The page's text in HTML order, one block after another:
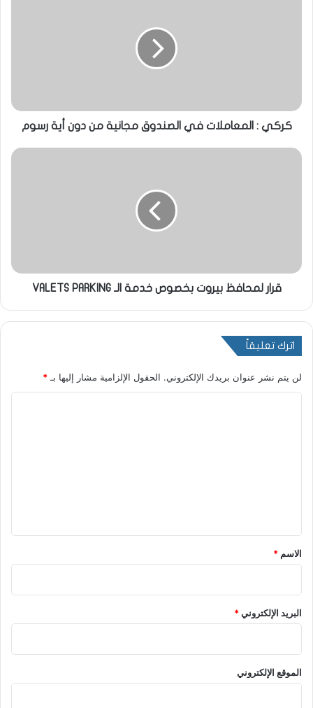
كركي : المعاملات في الصندوق مجانية من دون أية رسوم
قرار لمحافظ بيروت بخصوص خدمة الـ VALETS PARKING
اترك تعليقاً
لن يتم نشر عنوان بريدك الإلكتروني. الحقول الإلزامية مشار إليها بـ*
*
الاسم *
البريد الإلكتروني*
الموقع الإلكتروني